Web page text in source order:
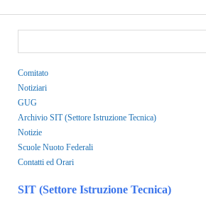
Comitato
Notiziari
GUG
Archivio SIT (Settore Istruzione Tecnica)
Notizie
Scuole Nuoto Federali
Contatti ed Orari
SIT (Settore Istruzione Tecnica)